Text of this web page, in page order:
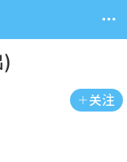

)
 关注